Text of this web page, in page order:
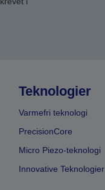
Teknologier
Varmefri teknologi
PrecisionCore
Micro Piezo-teknologi
Innovative Teknologier